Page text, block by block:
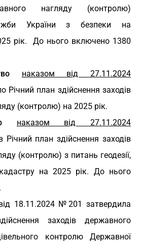
нагляду (контролю)
України з безпеки на
рік. До нього включено 1380
наказом від 27.11.2024
Річний план здійснення заходів
(контролю) на 2025 рік.
наказом від 27.11.2024
Річний план здійснення заходів
(контролю) з питань геодезії,
на 2025 рік. До нього
18.11.2024 №201 затвердила
заходів державного
контролю Державної